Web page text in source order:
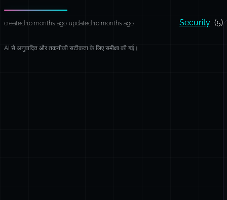
created 10 months ago updated 10 months ago Security (5)
AI से अनुवादित और तकनीकी सटीकता के लिए समीक्षा की गई।